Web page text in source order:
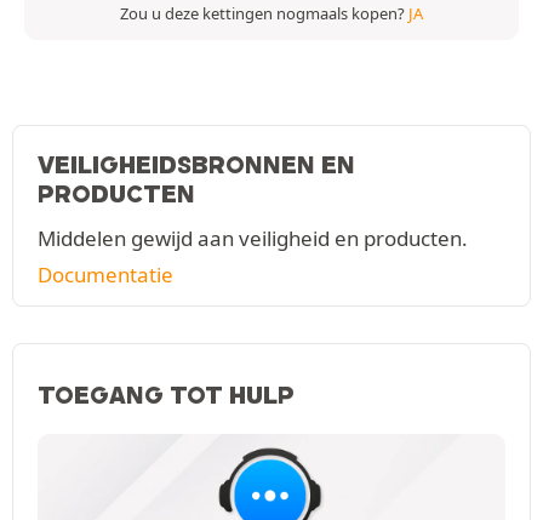
Zou u deze kettingen nogmaals kopen? JA
VEILIGHEIDSBRONNEN EN
PRODUCTEN
Middelen gewijd aan veiligheid en producten.
Documentatie
TOEGANG TOT HULP